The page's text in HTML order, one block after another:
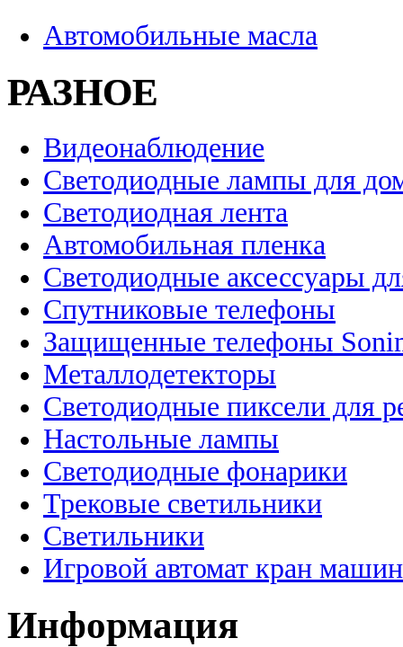
Автомобильные масла
РАЗНОЕ
Видеонаблюдение
Светодиодные лампы для
Светодиодная лента
Автомобильная пленка
Светодиодные аксессуары
Спутниковые телефоны
Защищенные телефоны
Металлодетекторы
Светодиодные пиксели для
Настольные лампы
Светодиодные фонарики
Трековые светильники
Светильники
Игровой автомат кран
Информация